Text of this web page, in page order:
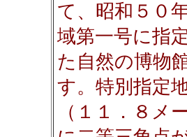
て、昭和５０
域第一号に指
た自然の博物
す。特別指定
（１１．８メ